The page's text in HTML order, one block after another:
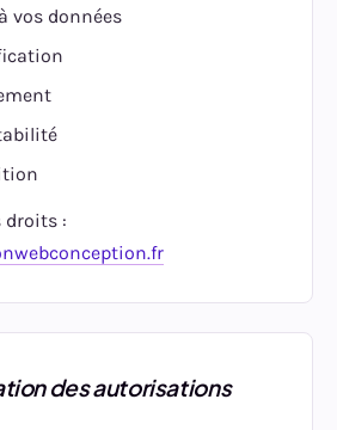
vos données
droits :
des autorisations